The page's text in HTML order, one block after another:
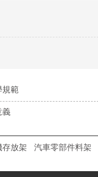
規範
義
存放架 汽車零部件料架